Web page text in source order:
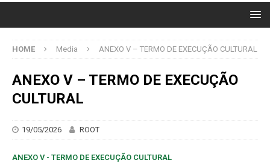
HOME Media ANEXO V – TERMO DE EXECUÇÃO CULTURAL
ANEXO V – TERMO DE EXECUÇÃO
CULTURAL
19/05/2026 ROOT
ANEXO V - TERMO DE EXECUÇÃO CULTURAL